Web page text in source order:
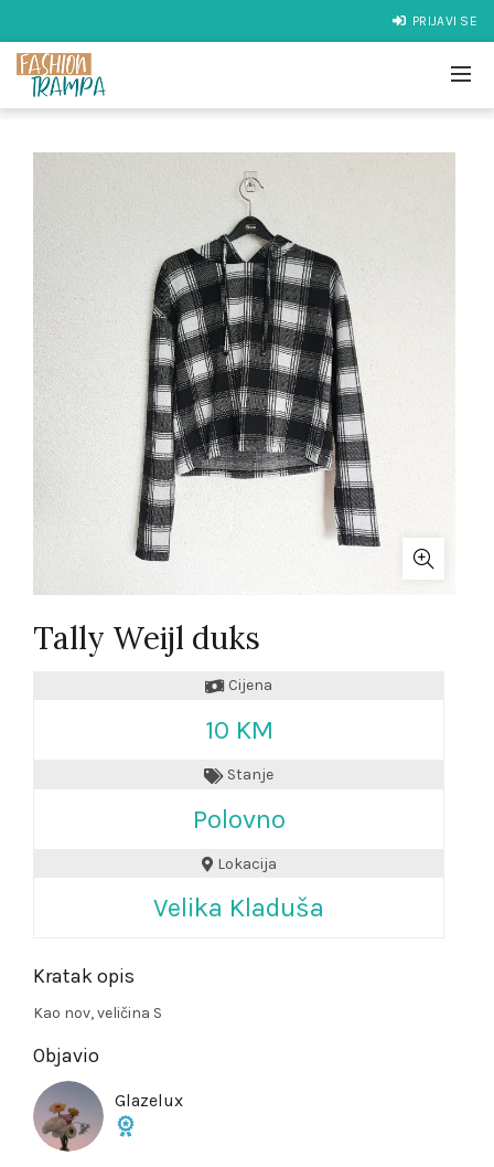
PRIJAVI SE
Tally Weijl duks
Cijena
10 KM
Stanje
Polovno
Lokacija
Velika Kladuša
Kratak opis
Kao nov, veličina S
Objavio
Glazelux